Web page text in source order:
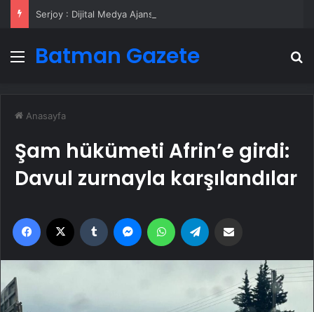
Menü
Batman Gazete
Anasayfa
Şam hükümeti Afrin’e girdi:
Davul zurnayla karşılandılar
Facebook Tumblr MessengerWhatsApp